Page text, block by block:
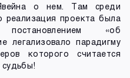
о нем. Там среди
реализация проекта была
«об
легализовало парадигму
которого считается